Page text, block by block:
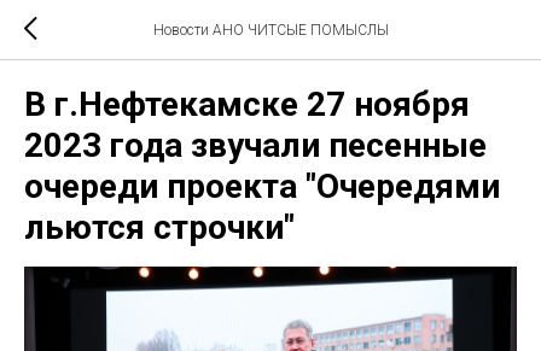
Новости АНО ЧИТСЫЕ ПОМЫСЛЫ
В г.Нефтекамске 27 ноября
2023 года звучали песенные
очереди проекта "Очередями
льются строчки"